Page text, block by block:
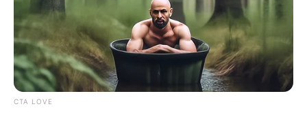
CTA LOVE